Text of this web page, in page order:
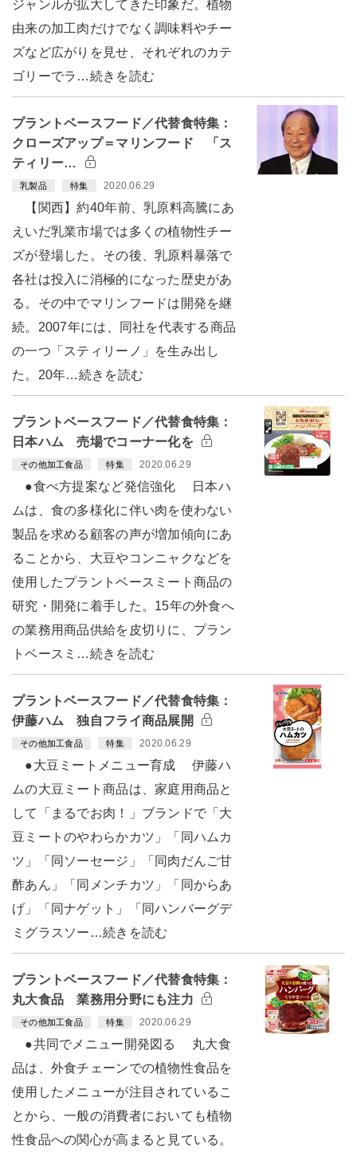
ジャンルが拡大してきた印象だ。植物
由来の加工肉だけでなく調味料やチー
ズなど広がりを見せ、それぞれのカテ
ゴリーでラ…続きを読む
プラントベースフード／代替食特集：
クローズアップ＝マリンフード 「ス
ティリー…
乳製品 特集 2020.06.29
【関西】約40年前、乳原料高騰にあ
えいだ乳業市場では多くの植物性チー
ズが登場した。その後、乳原料暴落で
各社は投入に消極的になった歴史があ
る。その中でマリンフードは開発を継
続。2007年には、同社を代表する商品
の一つ「スティリーノ」を生み出し
た。20年…続きを読む
プラントベースフード／代替食特集：
日本ハム 売場でコーナー化を
その他加工食品 特集 2020.06.29
●食べ方提案など発信強化 日本ハ
ムは、食の多様化に伴い肉を使わない
製品を求める顧客の声が増加傾向にあ
ることから、大豆やコンニャクなどを
使用したプラントベースミート商品の
研究・開発に着手した。15年の外食へ
の業務用商品供給を皮切りに、プラン
トベースミ…続きを読む
プラントベースフード／代替食特集：
伊藤ハム 独自フライ商品展開
その他加工食品 特集 2020.06.29
●大豆ミートメニュー育成 伊藤ハ
ムの大豆ミート商品は、家庭用商品と
して「まるでお肉！」ブランドで「大
豆ミートのやわらかカツ」「同ハムカ
ツ」「同ソーセージ」「同肉だんご甘
酢あん」「同メンチカツ」「同からあ
げ」「同ナゲット」「同ハンバーグデ
ミグラスソー…続きを読む
プラントベースフード／代替食特集：
丸大食品 業務用分野にも注力
その他加工食品 特集 2020.06.29
●共同でメニュー開発図る 丸大食
品は、外食チェーンでの植物性食品を
使用したメニューが注目されているこ
とから、一般の消費者においても植物
性食品への関心が高まると見ている。